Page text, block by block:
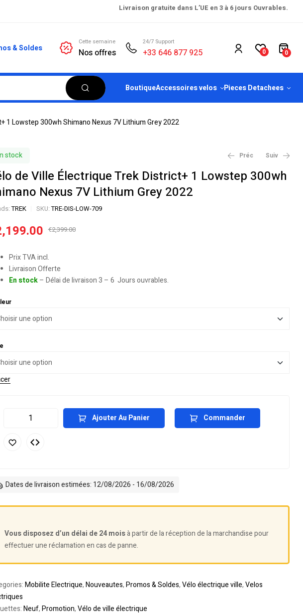
Livraison gratuite dans L’UE en 3 à 6 jours Ouvrables.
& Soldes
Cette semaine
Nos offres
24/7 Support
+33 646 877 925 0 0
BoutiqueAccessoires velos Pieces Detachees
1 Lowstep 300wh Shimano Nexus 7V Lithium Grey 2022
stock Préc Suiv
de Ville Électrique Trek District+ 1 Lowstep 300wh
Nexus 7V Lithium Grey 2022
TREK SKU:TRE-DIS-LOW-709
€2,399.00
Prix TVA incl.
Livraison Offerte
En stock – Délai de livraison 3 – 6 Jours ouvrables.
Ajouter Au Panier Commander
Dates de livraison estimées: 12/08/2026 - 16/08/2026
Vous disposez d’un délai de 24 moisà partir de la réception de la marchandise pour
effectuer une réclamation en cas de panne.
Mobilite Electrique,Nouveautes,Promos & Soldes,Vélo électrique ville,Velos
Neuf,Promotion,Vélo de ville électrique